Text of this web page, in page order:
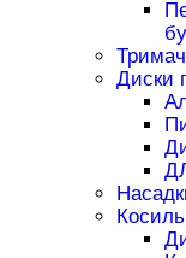
Диски